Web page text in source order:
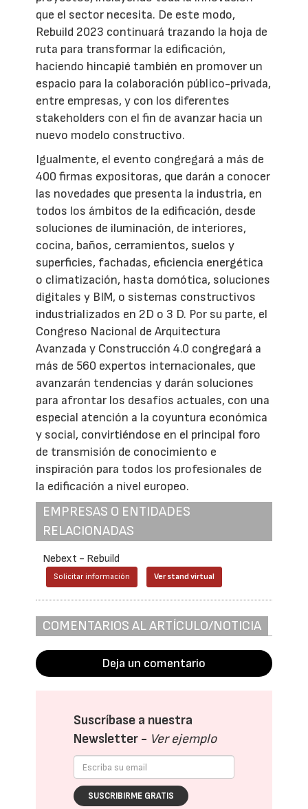
que el sector necesita. De este modo,
Rebuild 2023 continuará trazando la hoja de
ruta para transformar la edificación,
haciendo hincapié también en promover un
espacio para la colaboración público-privada,
entre empresas, y con los diferentes
stakeholders con el fin de avanzar hacia un
nuevo modelo constructivo.
Igualmente, el evento congregará a más de
400 firmas expositoras, que darán a conocer
las novedades que presenta la industria, en
todos los ámbitos de la edificación, desde
soluciones de iluminación, de interiores,
cocina, baños, cerramientos, suelos y
superficies, fachadas, eficiencia energética
o climatización, hasta domótica, soluciones
digitales y BIM, o sistemas constructivos
industrializados en 2D o 3 D. Por su parte, el
Congreso Nacional de Arquitectura
Avanzada y Construcción 4.0 congregará a
más de 560 expertos internacionales, que
avanzarán tendencias y darán soluciones
para afrontar los desafíos actuales, con una
especial atención a la coyuntura económica
y social, convirtiéndose en el principal foro
de transmisión de conocimiento e
inspiración para todos los profesionales de
la edificación a nivel europeo.
EMPRESAS O ENTIDADES
RELACIONADAS
Nebext - Rebuild
Solicitar información Ver stand virtual
COMENTARIOS AL ARTÍCULO/NOTICIA
Deja un comentario
Suscríbase a nuestra
Newsletter - Ver ejemplo
SUSCRIBIRME GRATIS